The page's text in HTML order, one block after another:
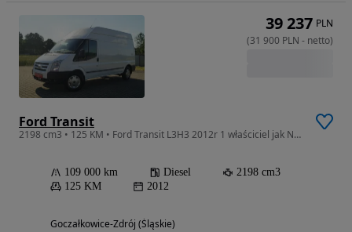
Ford Transit
2198 cm3 • 125 KM • Ford Transit L3H3 2012r 1 właściciel jak NOWY klima tylko 109 tys.km
109 000 km Diesel
2198 cm3
125 KM
2012
Goczałkowice-Zdrój (Śląskie)
39 237 PLN
(31 900 PLN - netto)